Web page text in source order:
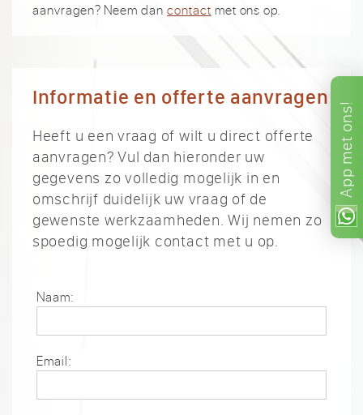
App
met
ons!
aanvragen? Neem dancontact met ons op.
Informatie en offerte aanvragen
Heeft u een vraag of wilt u direct offerte
aanvragen? Vul dan hieronder uw
gegevens zo volledig mogelijk in en
omschrijf duidelijk uw vraag of de
gewenste werkzaamheden. Wij nemen zo
spoedig mogelijk contact met u op.
Naam:
Email: